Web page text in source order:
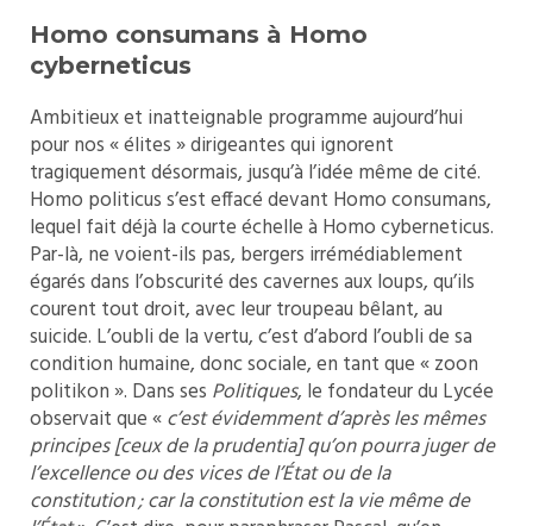
Homo consumans à Homo
cyberneticus
Ambitieux et inatteignable programme aujourd’hui
pour nos « élites » dirigeantes qui ignorent
tragiquement désormais, jusqu’à l’idée même de cité.
Homo politicus s’est effacé devant Homo consumans,
lequel fait déjà la courte échelle à Homo cyberneticus.
Par-là, ne voient-ils pas, bergers irrémédiablement
égarés dans l’obscurité des cavernes aux loups, qu’ils
courent tout droit, avec leur troupeau bêlant, au
suicide. L’oubli de la vertu, c’est d’abord l’oubli de sa
condition humaine, donc sociale, en tant que « zoon
politikon ». Dans ses Politiques, le fondateur du Lycée
observait que «c’est évidemment d’après les mêmes
principes [ceux de la prudentia] qu’on pourra juger de
l’excellence ou des vices de l’État ou de la
constitution ; car la constitution est la vie même de